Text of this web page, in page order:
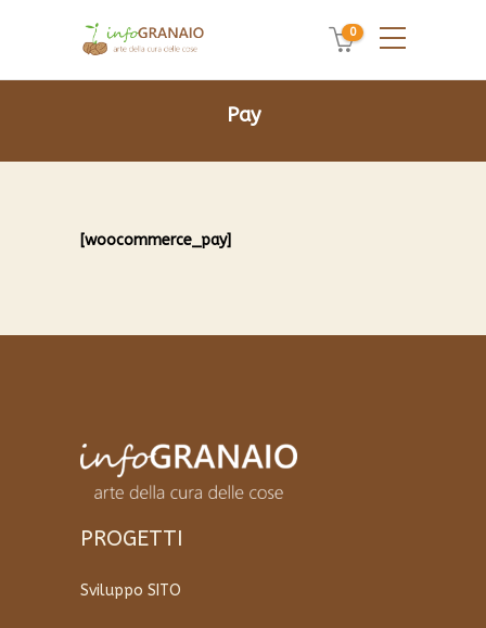
0
Pay
[woocommerce_pay]
PROGETTI
Sviluppo SITO